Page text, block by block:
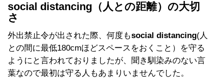
social distancing（人との距離）の大切
さ
外出禁止令が出された際、何度もsocial distancing(人
との間に最低180cmほどスペースをおくこと）を守る
ようにと言われておりましたが、聞き馴染みのない言
葉なので最初は守る人もあまりいませんでした。